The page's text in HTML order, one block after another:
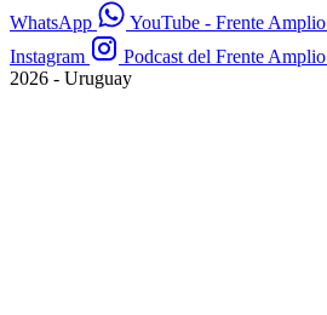
WhatsApp YouTube - Frente Amplio
Instagram
Podcast del Frente Amplio
2026 - Uruguay